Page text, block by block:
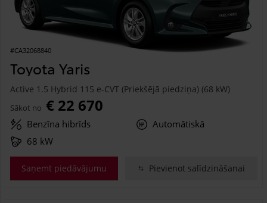
#CA32068840
Toyota Yaris
Active 1.5 Hybrid 115 e-CVT (Priekšējā piedziņa) (68 kW)
Sākot no € 22 670
Benzīna hibrīds
Automātiskā
68 kW
Saņemt piedāvājumu Pievienot salīdzināšanai